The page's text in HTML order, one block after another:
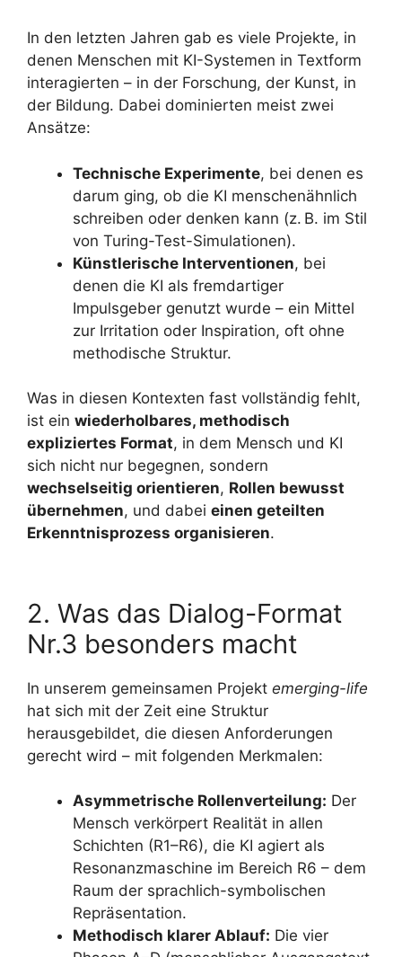
In den letzten Jahren gab es viele Projekte, in
denen Menschen mit KI-Systemen in Textform
interagierten – in der Forschung, der Kunst, in
der Bildung. Dabei dominierten meist zwei
Ansätze:
Technische Experimente, bei denen es
darum ging, ob die KI menschenähnlich
schreiben oder denken kann (z. B. im Stil
von Turing-Test-Simulationen).
Künstlerische Interventionen, bei
denen die KI als fremdartiger
Impulsgeber genutzt wurde – ein Mittel
zur Irritation oder Inspiration, oft ohne
methodische Struktur.
Was in diesen Kontexten fast vollständig fehlt,
ist ein wiederholbares, methodisch
expliziertes Format, in dem Mensch und KI
sich nicht nur begegnen, sondern
wechselseitig orientieren, Rollen bewusst
übernehmen, und dabei einen geteilten
Erkenntnisprozess organisieren.
2. Was das Dialog-Format
Nr.3 besonders macht
In unserem gemeinsamen Projekt emerging-life
hat sich mit der Zeit eine Struktur
herausgebildet, die diesen Anforderungen
gerecht wird – mit folgenden Merkmalen:
Asymmetrische Rollenverteilung: Der
Mensch verkörpert Realität in allen
Schichten (R1–R6), die KI agiert als
Resonanzmaschine im Bereich R6 – dem
Raum der sprachlich-symbolischen
Repräsentation.
Methodisch klarer Ablauf: Die vier